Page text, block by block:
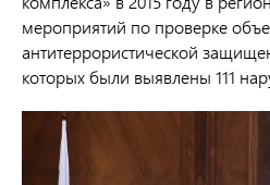
мероприятий по проверке
антитеррористической
которых были выявлены 111